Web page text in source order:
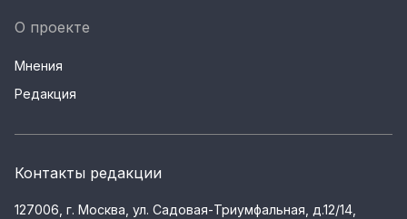
О проекте
Мнения
Редакция
Контакты редакции
127006, г. Москва, ул. Садовая-Триумфальная, д.12/14,